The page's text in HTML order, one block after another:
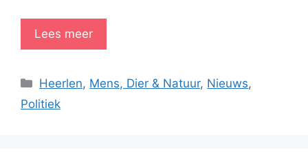
Lees meer
Categorieën
Heerlen, Mens, Dier & Natuur, Nieuws,
Politiek